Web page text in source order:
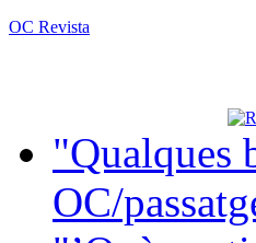
OC Revista
"Qualques
OC/